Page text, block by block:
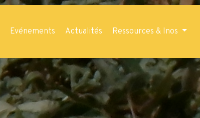
Evénements Actualités Ressources & Inos